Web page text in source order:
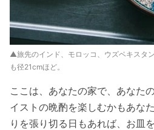
▲旅先のインド、モロッコ、 ウズベキスタ
も径21cmほど。
ここは、あなたの家で、あなた
イストの晩酌を楽しむかもあな
りを張り切る日もあれば、お皿